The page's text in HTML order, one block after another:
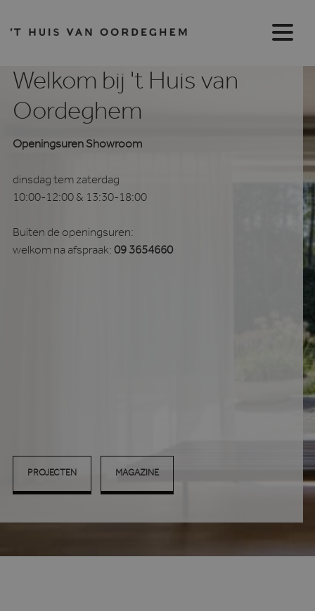
Welkom bij 't Huis van
Oordeghem
Openingsuren Showroom
dinsdag tem zaterdag
10:00-12:00 & 13:30-18:00
Buiten de openingsuren:
welkom na afspraak: 09 3654660
PROJECTEN MAGAZINE